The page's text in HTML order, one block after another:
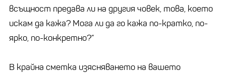
всъщност предава ли на другия човек, това, което
искам да кажа? Мога ли да го кажа по-кратко, по-
ярко, по-конкретно?“
В крайна сметка изясняването на вашето